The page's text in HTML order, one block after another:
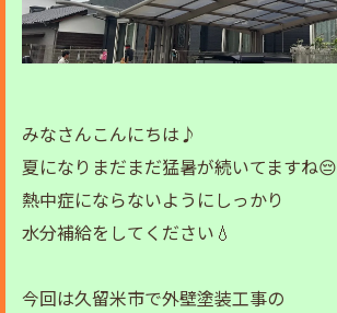
みなさんこんにちは♪
夏になりまだまだ猛暑が続いてますね😔
熱中症にならないようにしっかり
水分補給をしてください💧
今回は久留米市で外壁塗装工事の